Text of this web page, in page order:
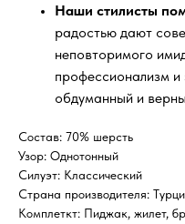
Наши стилисты
радостью дают
неповторимого
профессионализм и
обдуманный и
Состав: 70% шерсть
Узор: Однотонный
Силуэт: Классический
Страна производителя:
Комплеткт: Пиджак, жилет,